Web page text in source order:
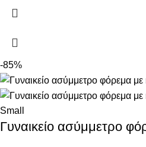
-85%
Small
Γυναικείο ασύμμετρο